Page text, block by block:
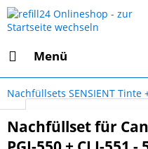
Menü
Nachfüllsets SENSIENT Tinte
Nachfüllset für